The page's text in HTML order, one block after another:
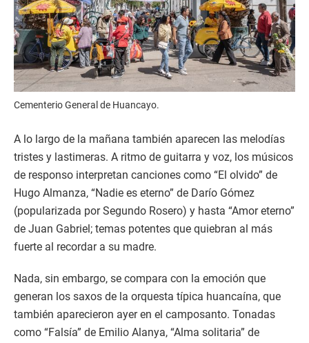
Cementerio General de Huancayo.
A lo largo de la mañana también aparecen las melodías
tristes y lastimeras. A ritmo de guitarra y voz, los músicos
de responso interpretan canciones como “El olvido” de
Hugo Almanza, “Nadie es eterno” de Darío Gómez
(popularizada por Segundo Rosero) y hasta “Amor eterno”
de Juan Gabriel; temas potentes que quiebran al más
fuerte al recordar a su madre.
Nada, sin embargo, se compara con la emoción que
generan los saxos de la orquesta típica huancaína, que
también aparecieron ayer en el camposanto. Tonadas
como “Falsía” de Emilio Alanya, “Alma solitaria” de